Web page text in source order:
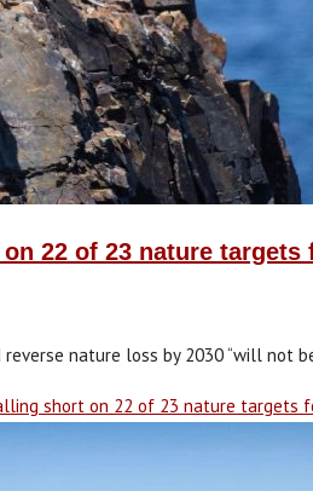
22 of 23 nature
nature loss by 2030 “will not
short on 22 of 23 nature targets